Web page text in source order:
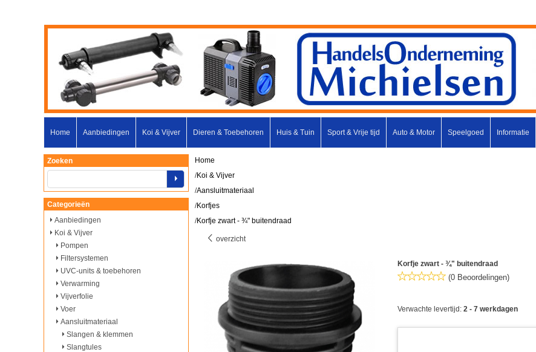
Home Aanbiedingen Koi & Vijver Dieren & Toebehoren Huis & Tuin Sport & Vrije tijd Auto & Motor Speelgoed Informatie
Zoeken
Categorieën
Aanbiedingen
Koi & Vijver
Pompen
Filtersystemen
UVC-units & toebehoren
Verwarming
Vijverfolie
Voer
Aansluitmateriaal
Slangen & klemmen
Slangtules
Home
/Koi & Vijver
/Aansluitmateriaal
/Korfjes
/Korfje zwart - ¾" buitendraad
overzicht
Korfje zwart - ¾" buitendraad
(0 Beoordelingen)
Verwachte levertijd: 2 - 7 werkdagen